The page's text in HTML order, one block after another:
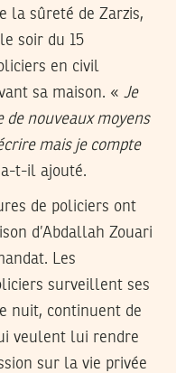
la sûreté de Zarzis,
soir du 15
en civil
sa maison. « Je
de nouveaux moyens
mais je compte
t-il ajouté.
de policiers ont
d’Abdallah Zouari
Les
surveillent ses
nuit, continuent de
veulent lui rendre
sur la vie privée